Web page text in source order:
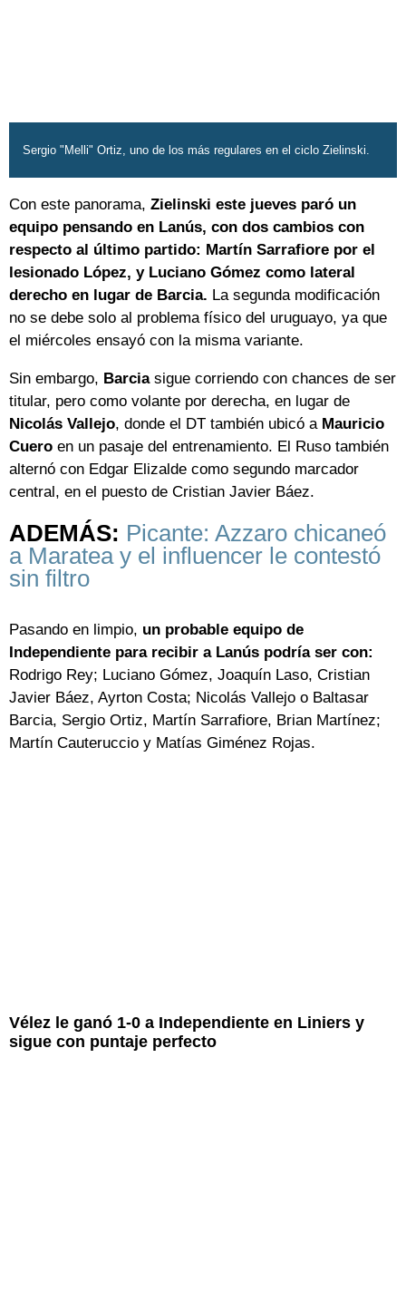
Sergio "Melli" Ortiz, uno de los más regulares en el ciclo Zielinski.
Con este panorama, Zielinski este jueves paró un
equipo pensando en Lanús, con dos cambios con
respecto al último partido: Martín Sarrafiore por el
lesionado López, y Luciano Gómez como lateral
derecho en lugar de Barcia. La segunda modificación
no se debe solo al problema físico del uruguayo, ya que
el miércoles ensayó con la misma variante.
Sin embargo, Barciasigue corriendo con chances de ser
titular, pero como volante por derecha, en lugar de
Nicolás Vallejo, donde el DT también ubicó a Mauricio
Cuero en un pasaje del entrenamiento. El Ruso también
alternó con Edgar Elizalde como segundo marcador
central, en el puesto de Cristian Javier Báez.
ADEMÁS: Picante: Azzaro chicaneó
a Maratea y el influencer le contestó
sin filtro
Pasando en limpio, un probable equipo de
Independiente para recibir a Lanús podría ser con:
Rodrigo Rey; Luciano Gómez, Joaquín Laso, Cristian
Javier Báez, Ayrton Costa; Nicolás Vallejo o Baltasar
Barcia, Sergio Ortiz, Martín Sarrafiore, Brian Martínez;
Martín Cauteruccio y Matías Giménez Rojas.
Vélez le ganó 1-0 a Independiente en Liniers y
sigue con puntaje perfecto